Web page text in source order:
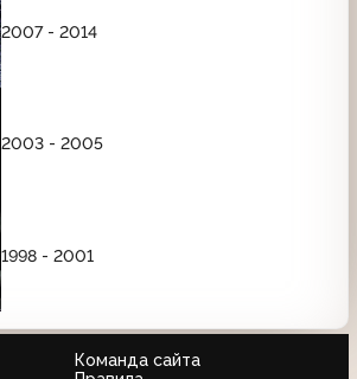
2007 - 2014
2003 - 2005
1998 - 2001
Команда сайта